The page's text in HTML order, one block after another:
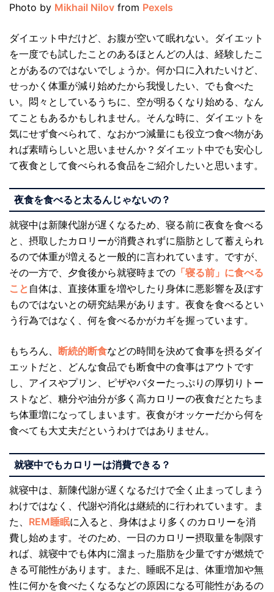
Photo by Mikhail Nilov from Pexels
ダイエット中だけど、お腹が空いて眠れない。ダイエット
を一度でも試したことのあるほとんどの人は、経験したこ
とがあるのではないでしょうか。何か口に入れたいけど、
せっかく体重が減り始めたから我慢したい、でも食べた
い。悶々としているうちに、空が明るくなり始める、なん
てこともあるかもしれません。そんな時に、ダイエットを
気にせず食べられて、なおかつ減量にも役立つ食べ物があ
れば素晴らしいと思いませんか？ダイエット中でも安心し
て夜食として食べられる食品をご紹介したいと思います。
夜食を食べると太るんじゃないの？
就寝中は新陳代謝が遅くなるため、寝る前に夜食を食べる
と、摂取したカロリーが消費されずに脂肪として蓄えられ
るので体重が増えると一般的に言われています。ですが、
その一方で、夕食後から就寝時までの 「寝る前」に食べる
こと 自体は、直接体重を増やしたり身体に悪影響を及ぼす
ものではないとの研究結果があります。夜食を食べるとい
う行為ではなく、何を食べるかがカギを握っています。
もちろん、 断続的断食などの時間を決めて食事を摂るダイ
エットだと、どんな食品でも断食中の食事はアウトです
し、アイスやプリン、ピザやバターたっぷりの厚切りトー
ストなど、糖分や油分が多く高カロリーの夜食だとたちま
ち体重増になってしまいます。夜食がオッケーだから何を
食べても大丈夫だというわけではありません。
就寝中でもカロリーは消費できる？
就寝中は、新陳代謝が遅くなるだけで全く止まってしまう
わけではなく、代謝や消化は継続的に行われています。ま
た、 REM睡眠に入ると、身体はより多くのカロリーを消
費し始めます。そのため、一日のカロリー摂取量を制限す
れば、就寝中でも体内に溜まった脂肪を少量ですが燃焼で
きる可能性があります。また、睡眠不足は、体重増加や無
性に何かを食べたくなるなどの原因になる可能性があるの